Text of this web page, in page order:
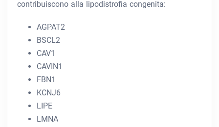
contribuiscono alla lipodistrofia congenita:
AGPAT2
BSCL2
CAV1
CAVIN1
FBN1
KCNJ6
LIPE
LMNA